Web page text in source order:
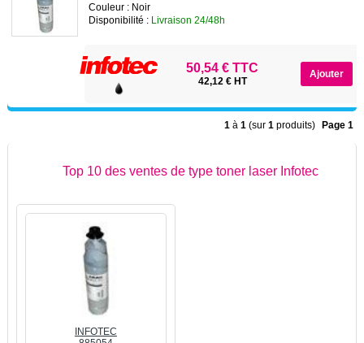
Couleur : Noir
Disponibilité : Livraison 24/48h
50,54 € TTC
42,12 € HT
1 à1 (sur1 produits) Page 1
Top 10 des ventes de type toner laser Infotec
INFOTEC